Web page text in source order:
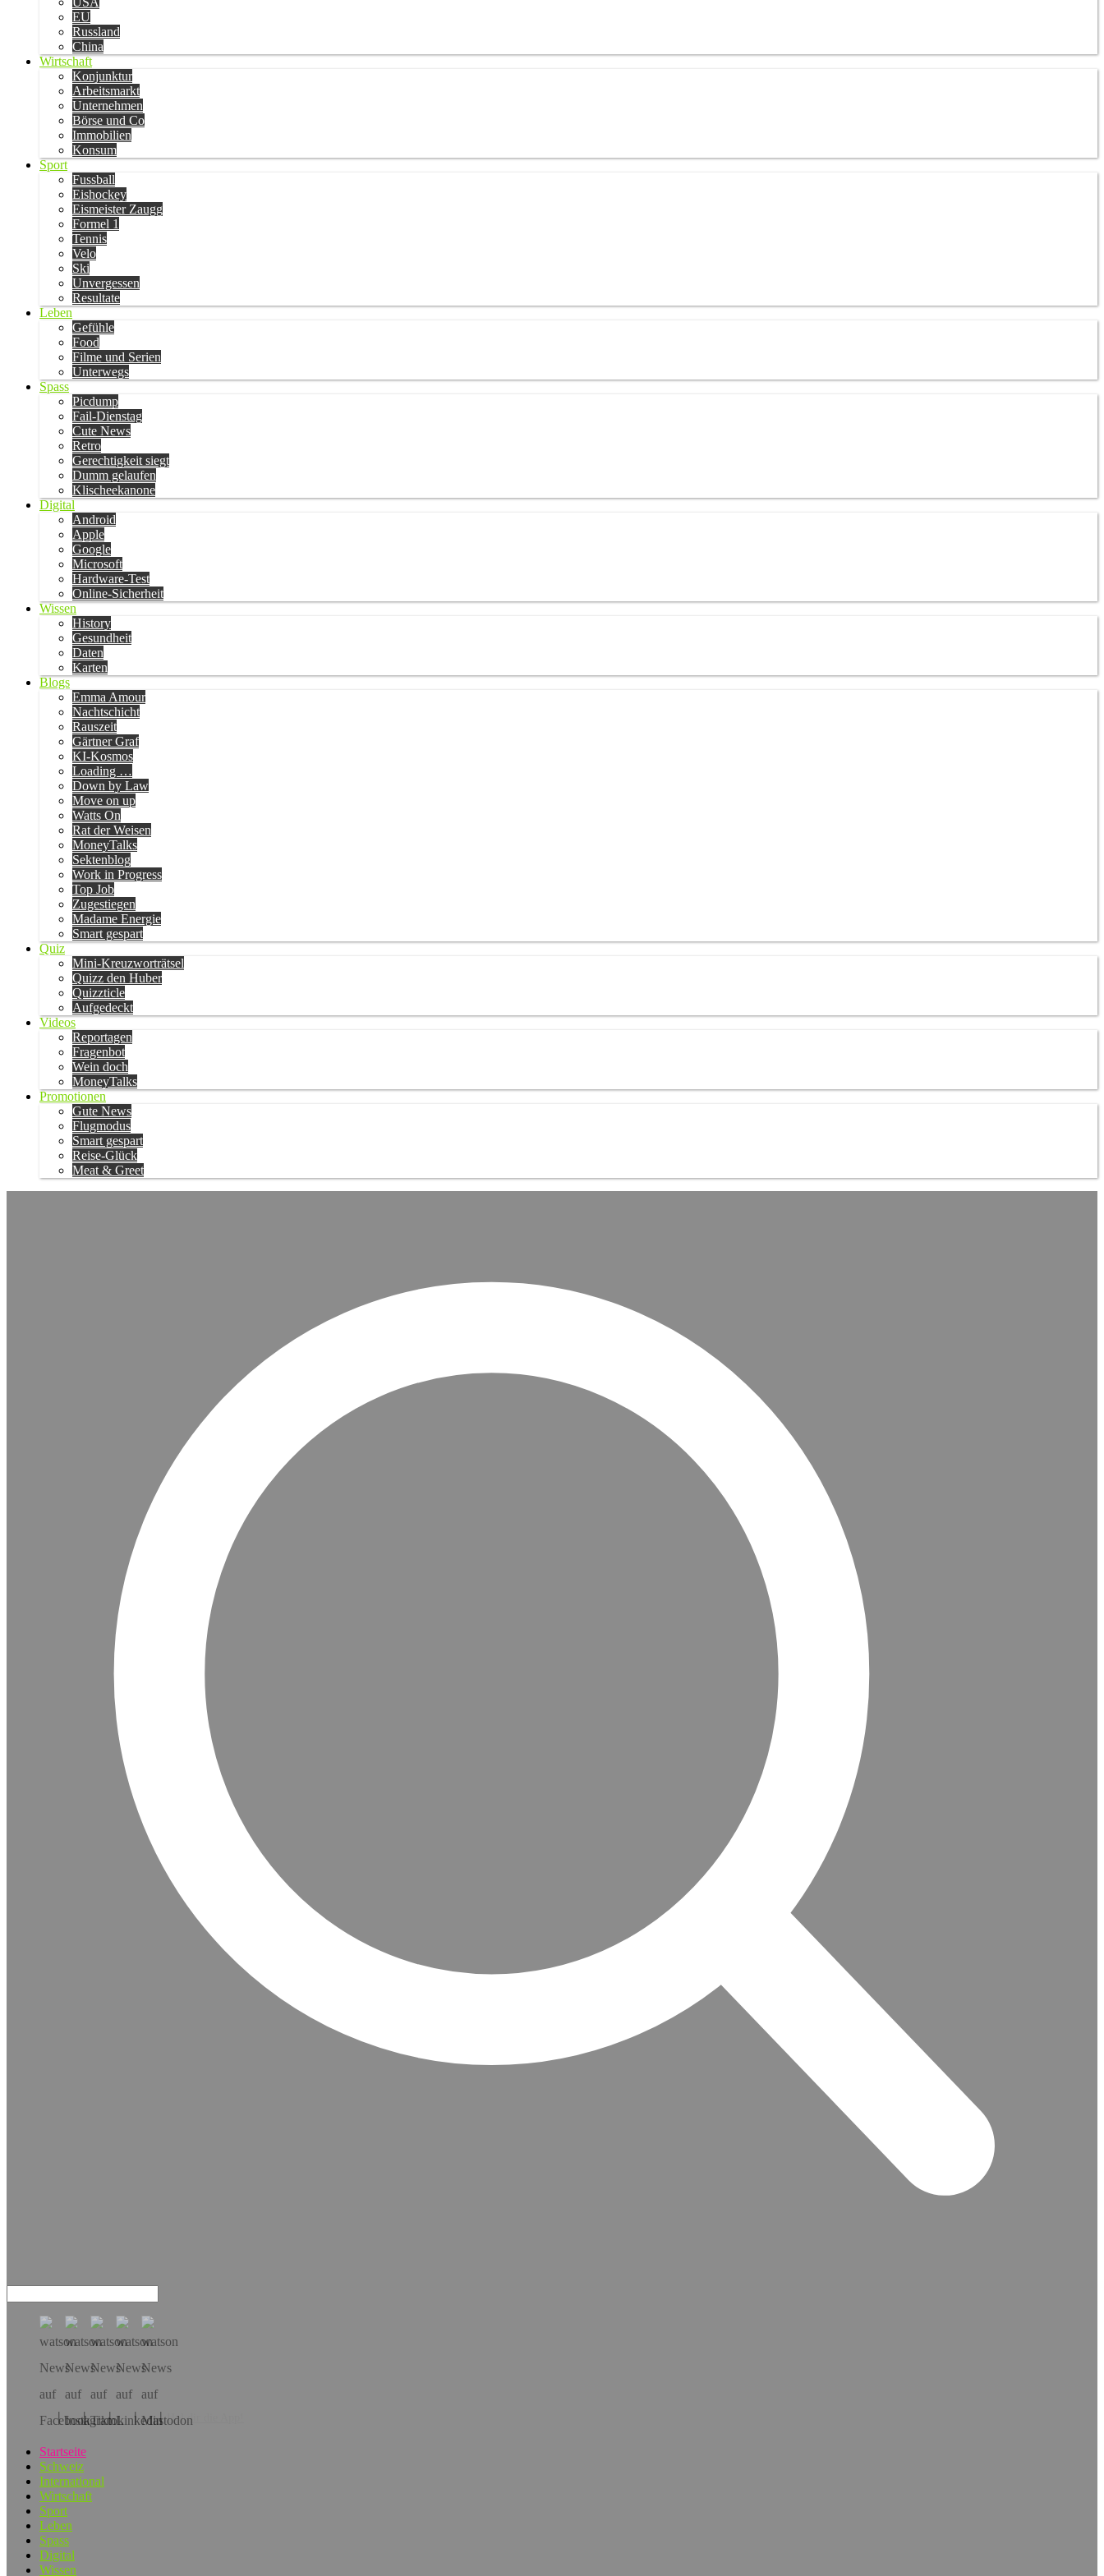
EU
Russland
China
Wirtschaft
Konjunktur
Arbeitsmarkt
Unternehmen
Börse und Co
Immobilien
Konsum
Sport
Fussball
Eishockey
Eismeister Zaugg
Formel 1
Tennis
Velo
Ski
Unvergessen
Resultate
Leben
Gefühle
Food
Filme und Serien
Unterwegs
Spass
Picdump
Fail-Dienstag
Cute News
Retro
Gerechtigkeit siegt
Dumm gelaufen
Klischeekanone
Digital
Android
Apple
Google
Microsoft
Hardware-Test
Online-Sicherheit
Wissen
History
Gesundheit
Daten
Karten
Blogs
Emma Amour
Nachtschicht
Rauszeit
Gärtner Graf
KI-Kosmos
Loading …
Down by Law
Move on up
Watts On
Rat der Weisen
MoneyTalks
Sektenblog
Work in Progress
Top Job
Zugestiegen
Madame Energie
Smart gespart
Quiz
Mini-Kreuzworträtsel
Quizz den Huber
Quizzticle
Aufgedeckt
Videos
Reportagen
Fragenbot
Wein doch
MoneyTalks
Promotionen
Gute News
Flugmodus
Smart gespart
Reise-Glück
Meat & Greet
Hol dir die App!
Startseite
Schweiz
International
Wirtschaft
Sport
Leben
Spass
Digital
Wissen